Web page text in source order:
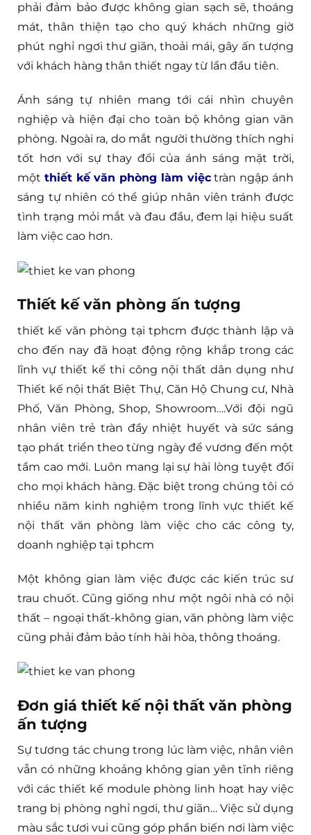
phải đảm bảo được không gian sạch sẽ, thoáng
mát, thân thiện tạo cho quý khách những giờ
phút nghỉ ngơi thư giãn, thoải mái, gây ấn tượng
với khách hàng thân thiết ngay từ lần đầu tiên.
Ánh sáng tự nhiên mang tới cái nhìn chuyên
nghiệp và hiện đại cho toàn bộ không gian văn
phòng. Ngoài ra, do mắt người thường thích nghi
tốt hơn với sự thay đổi của ánh sáng mặt trời,
một thiết kế văn phòng làm việctràn ngập ánh
sáng tự nhiên có thể giúp nhân viên tránh được
tình trạng mỏi mắt và đau đầu, đem lại hiệu suất
làm việc cao hơn.
Thiết kế văn phòng ấn tượng
thiết kế văn phòng tại tphcm được thành lập và
cho đến nay đã hoạt động rộng khắp trong các
lĩnh vự thiết kế thi công nội thất dân dụng như
Thiết kế nội thất Biệt Thự, Căn Hộ Chung cư, Nhà
Phố, Văn Phòng, Shop, Showroom….Với đội ngũ
nhân viên trẻ tràn đầy nhiệt huyết và sức sáng
tạo phát triển theo từng ngày để vương đến một
tầm cao mới. Luôn mang lại sự hài lòng tuyệt đối
cho mọi khách hàng. Đặc biệt trong chúng tôi có
nhiều năm kinh nghiệm trong lĩnh vực thiết kế
nội thất văn phòng làm việc cho các công ty,
doanh nghiệp tại tphcm
Một không gian làm việc được các kiến trúc sư
trau chuốt. Cũng giống như một ngôi nhà có nội
thất – ngoại thất-không gian, văn phòng làm việc
cũng phải đảm bảo tính hài hòa, thông thoáng.
Đơn giá thiết kế nội thất văn phòng
ấn tượng
Sự tương tác chung trong lúc làm việc, nhân viên
vẫn có những khoảng không gian yên tĩnh riêng
với các thiết kế module phòng linh hoạt hay việc
trang bị phòng nghỉ ngơi, thư giãn… Việc sử dụng
màu sắc tươi vui cũng góp phần biến nơi làm việc